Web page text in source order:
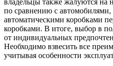
владельцы также жалуются на
по сравнению с
автоматическими коробками
коробками. В итоге, выбор в
от индивидуальных
Необходимо взвесить все
учитывая особенности